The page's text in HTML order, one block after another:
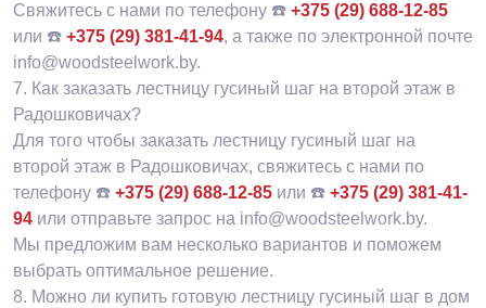
Свяжитесь с нами по телефону ☎️ +375 (29) 688-12-85
или ☎️ +375 (29) 381-41-94, а также по электронной почте
info@woodsteelwork.by.
7. Как заказать лестницу гусиный шаг на второй этаж в
Радошковичах?
Для того чтобы заказать лестницу гусиный шаг на
второй этаж в Радошковичах, свяжитесь с нами по
телефону ☎️ +375 (29) 688-12-85 или ☎️ +375 (29) 381-41-
94 или отправьте запрос на info@woodsteelwork.by.
Мы предложим вам несколько вариантов и поможем
выбрать оптимальное решение.
8. Можно ли купить готовую лестницу гусиный шаг в дом